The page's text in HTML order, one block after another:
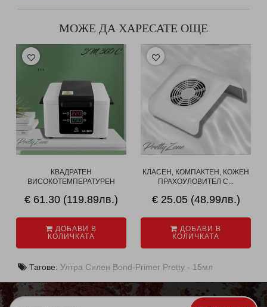
МОЖЕ ДА ХАРЕСАТЕ ОЩЕ
КВАДРАТЕН
ВИСОКОТЕМПЕРАТУРЕН
€ 61.30 (119.89лв.)
ДОБАВИ В
КОЛИЧКАТА
КЛАСЕН, КОМПАКТЕН, КОЖЕН
ПРАХОУЛОВИТЕЛ С...
€ 25.05 (48.99лв.)
ДОБАВИ В
КОЛИЧКАТА
Тагове: Ултра Силен Bond-Primer Pretty - 15мл